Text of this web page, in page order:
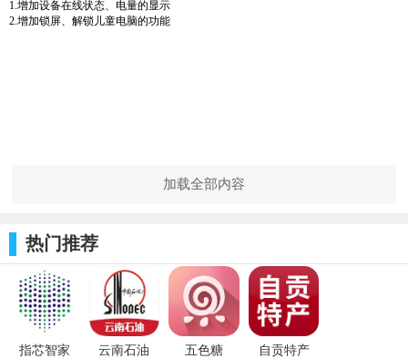
1.增加设备在线状态、电量的显示
2.增加锁屏、解锁儿童电脑的功能
加载全部内容
热门推荐
指芯智家
云南石油
五色糖
自贡特产